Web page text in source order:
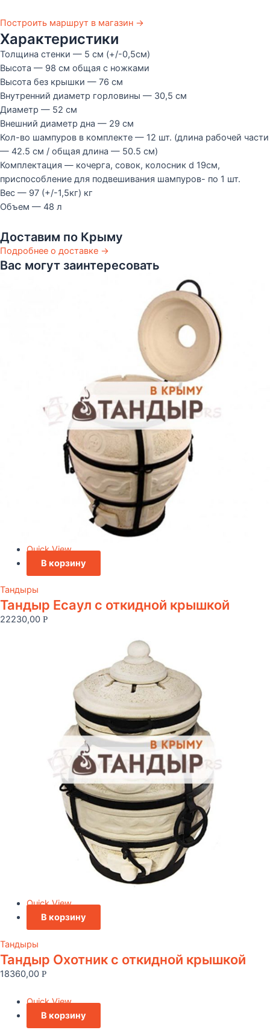
Построить маршрут в магазин →
Характеристики
Толщина стенки — 5 см (+/-0,5см)
Высота — 98 см общая с ножками
Высота без крышки — 76 см
Внутренний диаметр горловины — 30,5 см
Диаметр — 52 см
Внешний диаметр дна — 29 см
Кол-во шампуров в комплекте — 12 шт. (длина рабочей части
— 42.5 см / общая длина — 50.5 см)
Комплектация — кочерга, совок, колосник d 19см,
приспособление для подвешивания шампуров- по 1 шт.
Вес — 97 (+/-1,5кг) кг
Объем — 48 л
Доставим по Крыму
Подробнее о доставке →
Вас могут заинтересовать
Quick View
В корзину
Тандыры
Тандыр Есаул c откидной крышкой
22230,00 Р
Quick View
В корзину
Тандыры
Тандыр Охотник c откидной крышкой
18360,00 Р
Quick View
В корзину